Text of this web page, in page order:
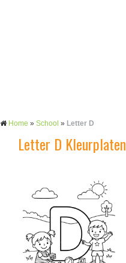
Home » School » Letter D
Letter D Kleurplaten